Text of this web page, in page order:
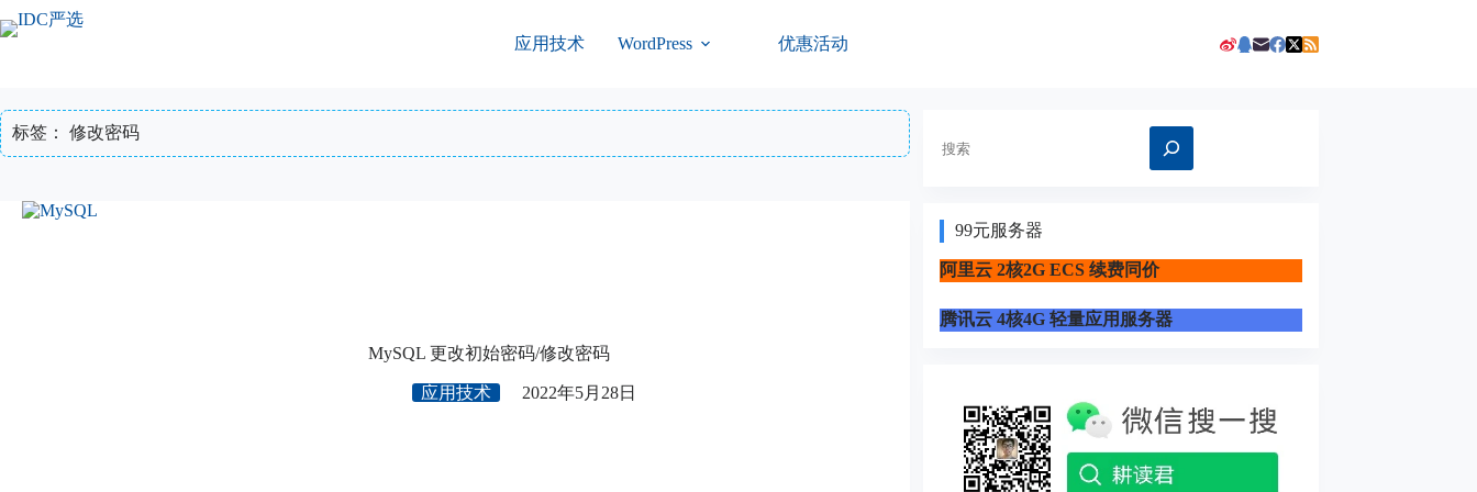
至
应用技术 WordPress 优惠活动
标签： 修改密码
MySQL 更改初始密码/修改密码
应用技术 2022年5月28日
索
99元服务器
阿里云 2核2G ECS 续费同价
腾讯云 4核4G 轻量应用服务器